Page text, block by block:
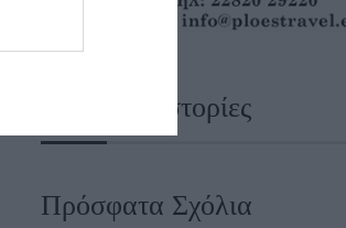
Ναυτικές Ιστορίες
Πρόσφατα Σχόλια